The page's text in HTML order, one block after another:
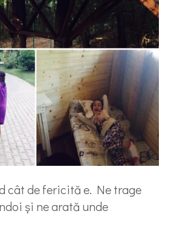
cât de fericită e. Ne trage
și ne arată unde